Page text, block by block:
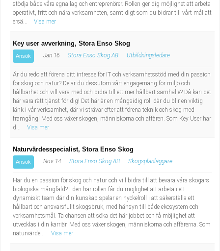
stödja både våra egna lag och entreprenörer. Rollen ger dig möjlighet att arbeta
operativt, fritt och nära verksamheten, samtidigt som du bidrar till vårt mål att
ersä...
Visa mer
Key user avverkning, Stora Enso Skog
Ansök Jan 16 Stora Enso Skog AB Utbildningsledare
Är du redo att förena ditt intresse för IT och verksamhetsstöd med din passion
för skog och natur? Delar du dessutom vårt engagemang för miljö och
hållbarhet och vill vara med och bidra till ett mer hållbart samhälle? Då kan det
här vara rätt tjänst för dig! Det här är en mångsidig roll där du blir en viktig
länk i vår verksamhet, där vi strävar efter att förena teknik och skog med
framgång! Med oss växer skogen, människorna och affären. Som Key User har
d...
Visa mer
Naturvärdesspecialist, Stora Enso Skog
Ansök Nov 14 Stora Enso Skog AB Skogsplanläggare
Har du en passion för skog och natur och vill bidra till att bevara våra skogars
biologiska mångfald? I den här rollen får du möjlighet att arbeta i ett
dynamiskt team där din kunskap spelar en nyckelroll i att säkerställa ett
hållbart och ansvarsfullt skogsbruk, med hänsyn till både ekosystem och
verksamhetsmål. Ta chansen att söka det här jobbet och få möjlighet att
utvecklas i din karriär. Med oss växer skogen, människorna och affärerna. Som
naturvärde...
Visa mer